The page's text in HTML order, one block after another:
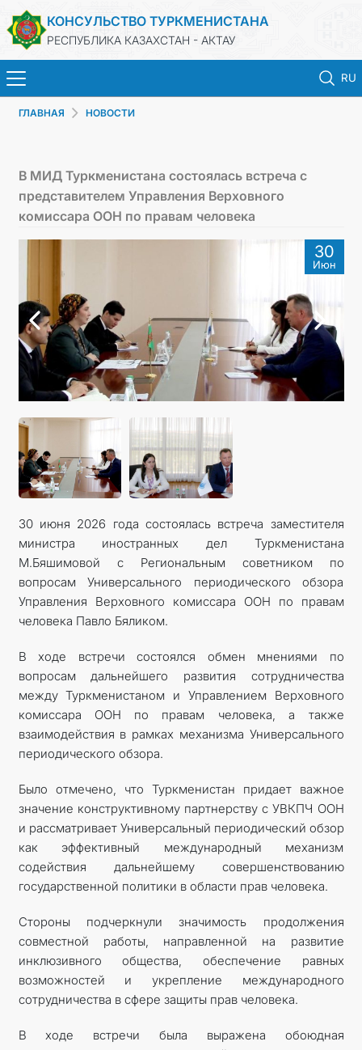
КОНСУЛЬСТВО ТУРКМЕНИСТАНА
РЕСПУБЛИКА КАЗАХСТАН - АКТАУ
RU
ТУРКМЕНИСТАН
ЗАПИСЬ НА ПРИЕМ
КОНТАКТНЫЕ ДАННЫЕ
ПРАЗДНИЧНЫЕ И ПАМЯТНЫЕ ДНИ
ГЛАВНАЯ НОВОСТИ
В МИД Туркменистана состоялась встреча с
представителем Управления Верховного
комиссара ООН по правам человека
30
Июн
30 июня 2026 года состоялась встреча заместителя
министра иностранных дел Туркменистана
М.Бяшимовой с Региональным советником по
вопросам Универсального периодического обзора
Управления Верховного комиссара ООН по правам
человека Павло Бяликом.
В ходе встречи состоялся обмен мнениями по
вопросам дальнейшего развития сотрудничества
между Туркменистаном и Управлением Верховного
комиссара ООН по правам человека, а также
взаимодействия в рамках механизма Универсального
периодического обзора.
Было отмечено, что Туркменистан придает важное
значение конструктивному партнерству с УВКПЧ ООН
и рассматривает Универсальный периодический обзор
как эффективный международный механизм
содействия дальнейшему совершенствованию
государственной политики в области прав человека.
Стороны подчеркнули значимость продолжения
совместной работы, направленной на развитие
инклюзивного общества, обеспечение равных
возможностей и укрепление международного
сотрудничества в сфере защиты прав человека.
В ходе встречи была выражена обоюдная